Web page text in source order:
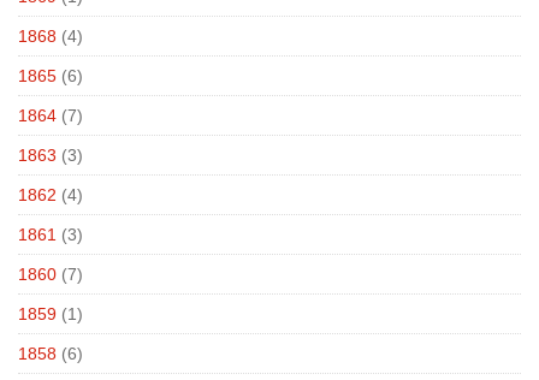
1868 (4)
1865 (6)
1864 (7)
1863 (3)
1862 (4)
1861 (3)
1860 (7)
1859 (1)
1858 (6)